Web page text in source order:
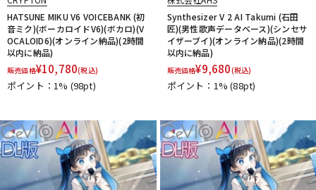
HATSUNE MIKU V6 VOICEBANK (初
音ミク)(ボーカロイドV6)(ボカロ)(V
OCALOID6)(オンライン納品)(2時間
以内に納品)
販売価格¥10,780(税込)
ポイント：1% (98pt)
Synthesizer V 2 AI Takumi (石田
匠)(男性歌声データベース)(シンセサ
イザーブイ)(オンライン納品)(2時間
以内に納品)
販売価格¥9,680(税込)
ポイント：1%(88pt)